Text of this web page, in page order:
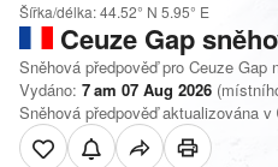
Šířka/délka:44.52° N 5.95° E
Ceuze Gap
Sněhová předpověď pro Ceuze Gap
Vydáno: 7 am 07 Aug 2026
Sněhová předpověď aktualizována v